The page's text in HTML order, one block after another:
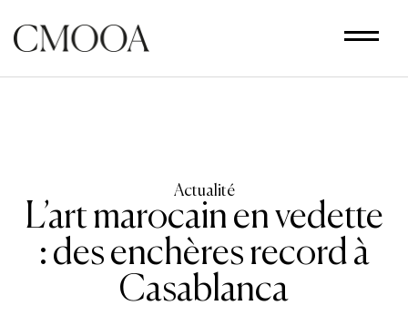
contenu
principal
Actualité
L’art marocain en vedette
: des enchères record à
Casablanca